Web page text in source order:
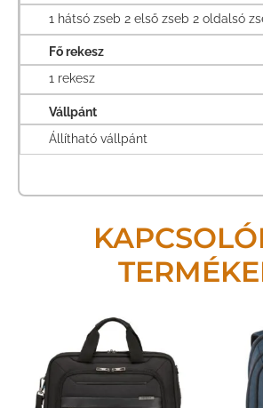
1 hátsó zseb 2 első zseb 2 oldalsó
Fő rekesz
1 rekesz
Vállpánt
Állítható vállpánt